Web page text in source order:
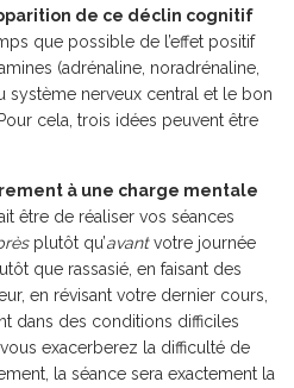
de ce déclin cognitif
que possible de l’effet positif
(adrénaline, noradrénaline,
système nerveux central et le bon
cela, trois idées peuvent être
à une charge mentale
être de réaliser vos séances
plutôt qu’avantvotre journée
que rassasié, en faisant des
en révisant votre dernier cours,
dans des conditions difficiles
exacerberez la difficulté de
la séance sera exactement la